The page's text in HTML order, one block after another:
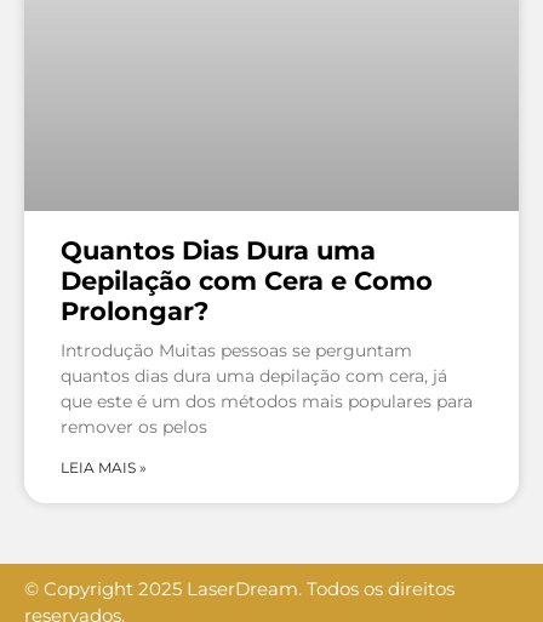
Quantos Dias Dura uma
Depilação com Cera e Como
Prolongar?
Introdução Muitas pessoas se perguntam
quantos dias dura uma depilação com cera, já
que este é um dos métodos mais populares para
remover os pelos
LEIA MAIS »
© Copyright 2025 LaserDream. Todos os direitos
reservados.